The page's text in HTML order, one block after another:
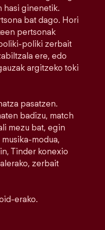
hasi ginenetik.
bat dago. Hori
pertsonak
poliki zerbait
ere, edo
argitzeko toki
pasatzen.
badizu, match
mezu bat, egin
modua,
Tinder konexio
zerbait
erako.